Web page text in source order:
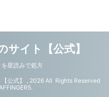
サイト【公式】
星読みで処方
公式】 , 2026 All Rights Reserved
.